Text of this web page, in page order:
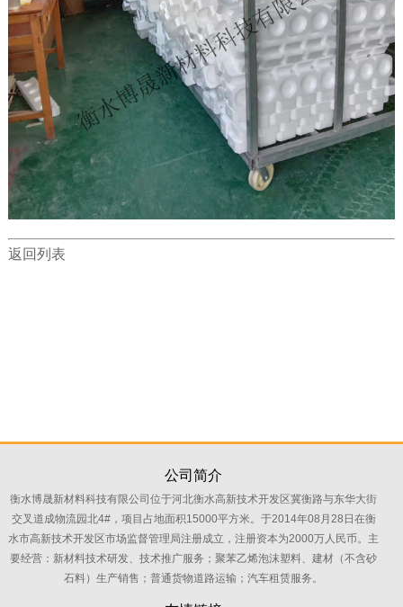
返回列表
公司简介
衡水博晟新材料科技有限公司位于河北衡水高新技术开发区冀衡路与东华大街
交叉道成物流园北4#，项目占地面积15000平方米。于2014年08月28日在衡
水市高新技术开发区市场监督管理局注册成立，注册资本为2000万人民币。主
要经营：新材料技术研发、技术推广服务；聚苯乙烯泡沫塑料、建材（不含砂
石料）生产销售；普通货物道路运输；汽车租赁服务。